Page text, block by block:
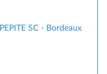
PEPITE SC - Bordeaux